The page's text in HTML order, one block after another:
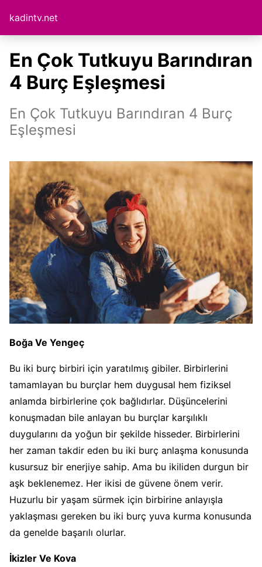
kadintv.net
En Çok Tutkuyu Barındıran
4 Burç Eşleşmesi
En Çok Tutkuyu Barındıran 4 Burç
Eşleşmesi
Boğa Ve Yengeç
Bu iki burç birbiri için yaratılmış gibiler. Birbirlerini
tamamlayan bu burçlar hem duygusal hem fiziksel
anlamda birbirlerine çok bağlıdırlar. Düşüncelerini
konuşmadan bile anlayan bu burçlar karşılıklı
duygularını da yoğun bir şekilde hisseder. Birbirlerini
her zaman takdir eden bu iki burç anlaşma konusunda
kusursuz bir enerjiye sahip. Ama bu ikiliden durgun bir
aşk beklenemez. Her ikisi de güvene önem verir.
Huzurlu bir yaşam sürmek için birbirine anlayışla
yaklaşması gereken bu iki burç yuva kurma konusunda
da genelde başarılı olurlar.
İkizler Ve Kova